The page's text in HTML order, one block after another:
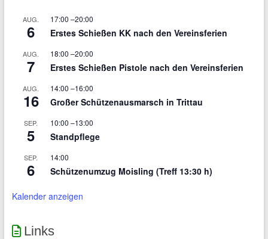
AUG.
6
17:00 –20:00
Erstes Schießen KK nach den Vereinsferien
AUG.
7
18:00 –20:00
Erstes Schießen Pistole nach den Vereinsferien
AUG.
16
14:00 –16:00
Großer Schützenausmarsch in Trittau
SEP.
5
10:00 –13:00
Standpflege
SEP.
6
14:00
Schützenumzug Moisling (Treff 13:30 h)
Kalender anzeigen
Links